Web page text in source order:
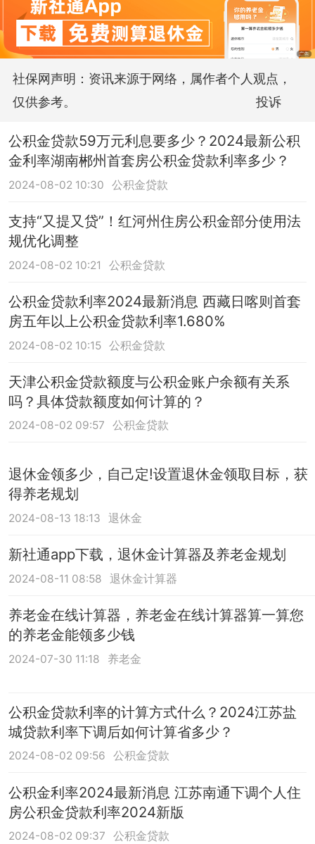
社保网声明：资讯来源于网络，属作者个人观点，
仅供参考。
投诉
公积金贷款59万元利息要多少？2024最新公积
金利率湖南郴州首套房公积金贷款利率多少？
2024-08-02 10:30 公积金贷款
支持“又提又贷”！红河州住房公积金部分使用法
规优化调整
2024-08-02 10:21 公积金贷款
公积金贷款利率2024最新消息 西藏日喀则首套
房五年以上公积金贷款利率1.680%
2024-08-02 10:15 公积金贷款
天津公积金贷款额度与公积金账户余额有关系
吗？具体贷款额度如何计算的？
2024-08-02 09:57 公积金贷款
退休金领多少，自己定!设置退休金领取目标，获
得养老规划
2024-08-13 18:13 退休金
新社通app下载，退休金计算器及养老金规划
2024-08-11 08:58 退休金计算器
养老金在线计算器，养老金在线计算器算一算您
的养老金能领多少钱
2024-07-30 11:18 养老金
公积金贷款利率的计算方式什么？2024江苏盐
城贷款利率下调后如何计算省多少？
2024-08-02 09:56 公积金贷款
公积金利率2024最新消息 江苏南通下调个人住
房公积金贷款利率2024新版
2024-08-02 09:37 公积金贷款